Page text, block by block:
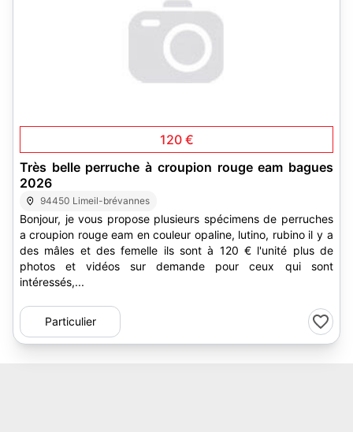
120 €
Très belle perruche à croupion rouge eam bagues
2026
94450 Limeil-brévannes
Bonjour, je vous propose plusieurs spécimens de perruches
a croupion rouge eam en couleur opaline, lutino, rubino il y a
des mâles et des femelle ils sont à 120 € l'unité plus de
photos et vidéos sur demande pour ceux qui sont
intéressés,...
Particulier